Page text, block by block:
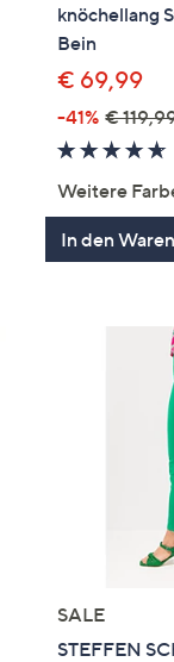
knöchellang
Bein
€ 69,99
-41% €
Weitere
In den
SALE
STEFFEN